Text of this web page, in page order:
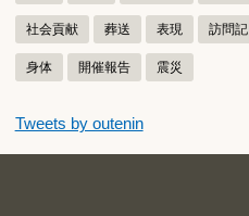
社会貢献 葬送 表現 訪問記
身体 開催報告 震災
つぶやきをスキップする
Tweets by outenin